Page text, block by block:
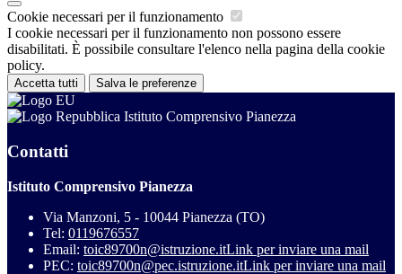
Cookie necessari per il funzionamento
I cookie necessari per il funzionamento non possono essere
disabilitati. È possibile consultare l'elenco nella pagina della cookie
policy.
Accetta tutti Salva le preferenze
Istituto Comprensivo Pianezza
Contatti
Istituto Comprensivo Pianezza
Via Manzoni, 5 - 10044 Pianezza (TO)
Tel: 0119676557
Email: toic89700n@istruzione.itLink per inviare una mail
PEC: toic89700n@pec.istruzione.itLink per inviare una mail